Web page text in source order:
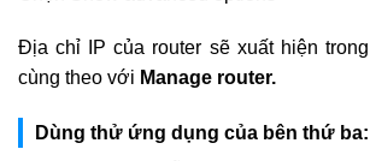
Địa chỉ IP của router sẽ xuất hiện trong
cùng theo với Manage router.
Dùng thử ứng dụng của bên thứ ba: